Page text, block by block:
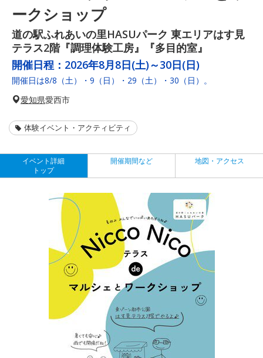
ークショップ
道の駅ふれあいの里HASUパーク 東エリアはす見
テラス2階『調理体験工房』『多目的室』
開催日程： 2026年8月8日(土)～30日(日)
開催日は8/8（土）・9（日）・29（土）・30（日）。
愛知県愛西市
体験イベント・アクティビティ
イベント詳細
トップ
開催期間など 地図・アクセス